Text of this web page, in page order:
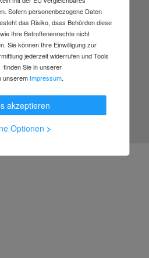
Sofern personenbezogene Daten
das Risiko, dass Behörden diese
Ihre Betroffenenrechte nicht
Sie können Ihre Einwilligung zur
jederzeit widerrufen und Tools
finden Sie in unserer
unserem Impressum.
akzeptieren
Optionen >